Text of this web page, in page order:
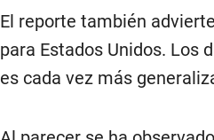
El reporte también
para Estados Unidos. Los
es cada vez más